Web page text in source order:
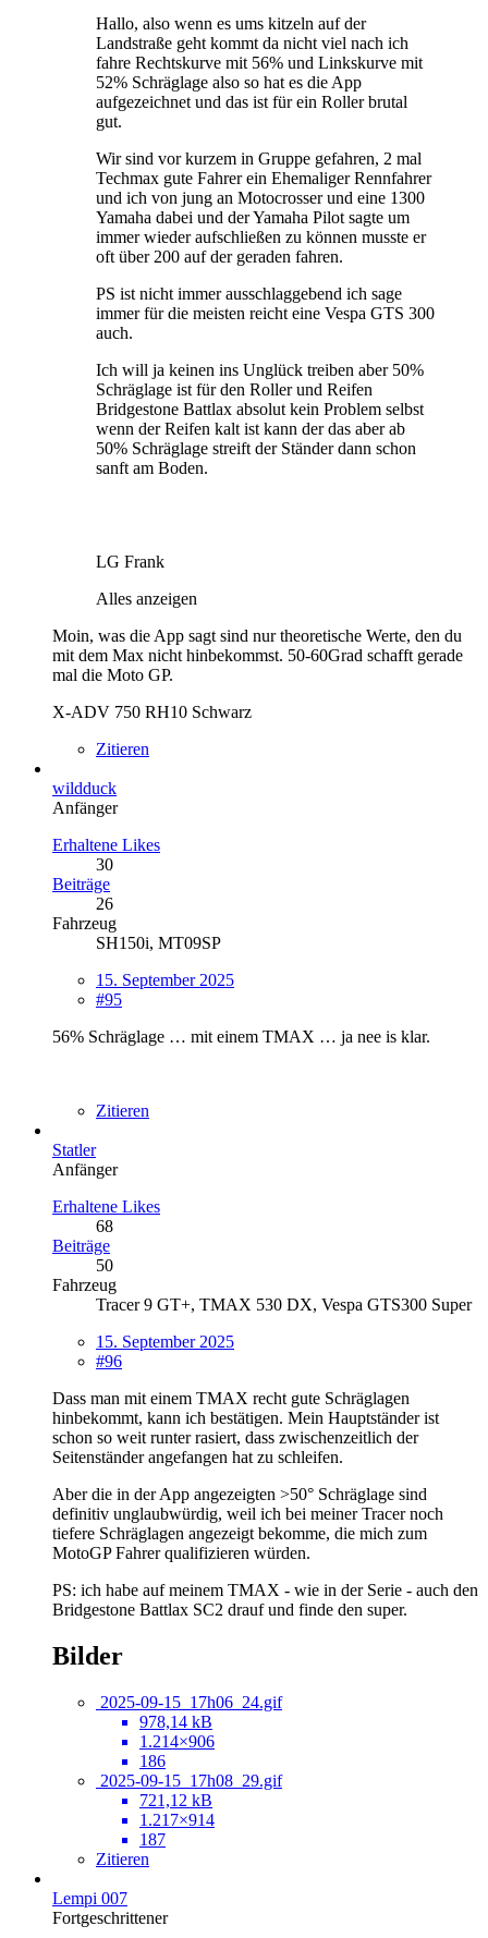
Hallo, also wenn es ums kitzeln auf der
Landstraße geht kommt da nicht viel nach ich
fahre Rechtskurve mit 56% und Linkskurve mit
52% Schräglage also so hat es die App
aufgezeichnet und das ist für ein Roller brutal
gut.
Wir sind vor kurzem in Gruppe gefahren, 2 mal
Techmax gute Fahrer ein Ehemaliger Rennfahrer
und ich von jung an Motocrosser und eine 1300
Yamaha dabei und der Yamaha Pilot sagte um
immer wieder aufschließen zu können musste er
oft über 200 auf der geraden fahren.
PS ist nicht immer ausschlaggebend ich sage
immer für die meisten reicht eine Vespa GTS 300
auch.
Ich will ja keinen ins Unglück treiben aber 50%
Schräglage ist für den Roller und Reifen
Bridgestone Battlax absolut kein Problem selbst
wenn der Reifen kalt ist kann der das aber ab
50% Schräglage streift der Ständer dann schon
sanft am Boden.
LG Frank
Alles anzeigen
Moin, was die App sagt sind nur theoretische Werte, den du
mit dem Max nicht hinbekommst. 50-60Grad schafft gerade
mal die Moto GP.
X-ADV 750 RH10 Schwarz
Zitieren
wildduck
Anfänger
Erhaltene Likes
30
Beiträge
26
Fahrzeug
SH150i, MT09SP
15. September 2025
#95
56% Schräglage … mit einem TMAX … ja nee is klar.
Zitieren
Statler
Anfänger
Erhaltene Likes
68
Beiträge
50
Fahrzeug
Tracer 9 GT+, TMAX 530 DX, Vespa GTS300 Super
15. September 2025
#96
Dass man mit einem TMAX recht gute Schräglagen
hinbekommt, kann ich bestätigen. Mein Hauptständer ist
schon so weit runter rasiert, dass zwischenzeitlich der
Seitenständer angefangen hat zu schleifen.
Aber die in der App angezeigten >50° Schräglage sind
definitiv unglaubwürdig, weil ich bei meiner Tracer noch
tiefere Schräglagen angezeigt bekomme, die mich zum
MotoGP Fahrer qualifizieren würden.
PS: ich habe auf meinem TMAX - wie in der Serie - auch den
Bridgestone Battlax SC2 drauf und finde den super.
Bilder
2025-09-15_17h06_24.gif
978,14 kB
1.214×906
186
2025-09-15_17h08_29.gif
721,12 kB
1.217×914
187
Zitieren
Lempi 007
Fortgeschrittener